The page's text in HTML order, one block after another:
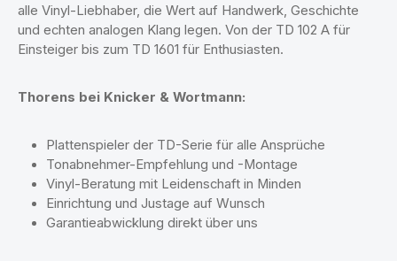
alle Vinyl-Liebhaber, die Wert auf Handwerk, Geschichte
und echten analogen Klang legen. Von der TD 102 A für
Einsteiger bis zum TD 1601 für Enthusiasten.
Thorens bei Knicker & Wortmann:
Plattenspieler der TD-Serie für alle Ansprüche
Tonabnehmer-Empfehlung und -Montage
Vinyl-Beratung mit Leidenschaft in Minden
Einrichtung und Justage auf Wunsch
Garantieabwicklung direkt über uns